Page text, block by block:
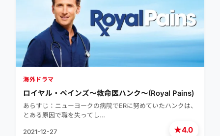
★4.0
海外ドラマ
ロイヤル・ペインズ～救命医ハンク～(Royal Pains)
あらすじ：ニューヨークの病院でERに努めていたハンクは、
とある原因で職を失ってし…
2021-12-27